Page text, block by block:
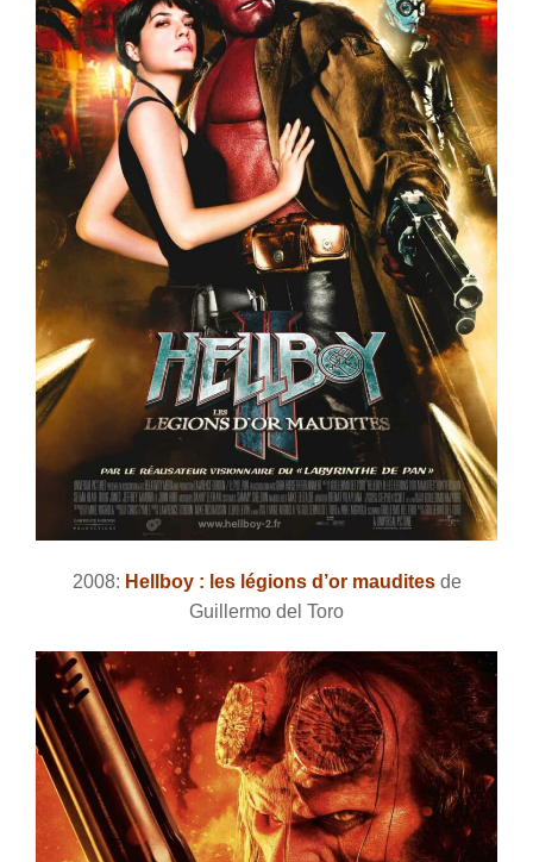
2008: Hellboy : les légions d’or mauditesde
Guillermo del Toro